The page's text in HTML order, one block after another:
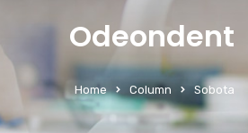
Odeondent
Home Column Sobota